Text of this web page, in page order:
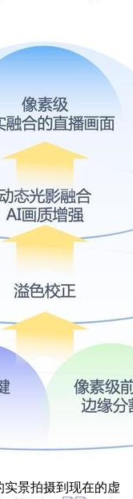
实景拍摄到现在的虚